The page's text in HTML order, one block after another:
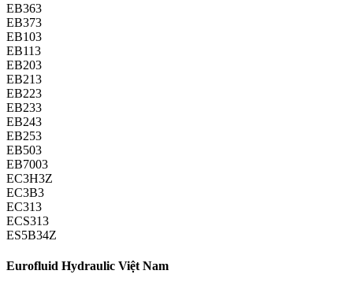
EB363
EB373
EB103
EB113
EB203
EB213
EB223
EB233
EB243
EB253
EB503
EB7003
EC3H3Z
EC3B3
EC313
ECS313
ES5B34Z
Eurofluid Hydraulic Việt Nam